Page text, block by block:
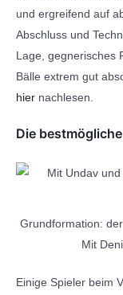
und ergreifend auf
Abschluss und
Lage, gegnerisches
Bälle extrem gut
hier nachlesen.
Die
Grundformation:
Mit
Einige Spieler beim